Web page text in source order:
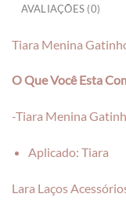
AVALIAÇÕES (0)
Tiara Menina
O Que Você Esta
-Tiara Menina
Aplicado: Tiara
Lara Laços